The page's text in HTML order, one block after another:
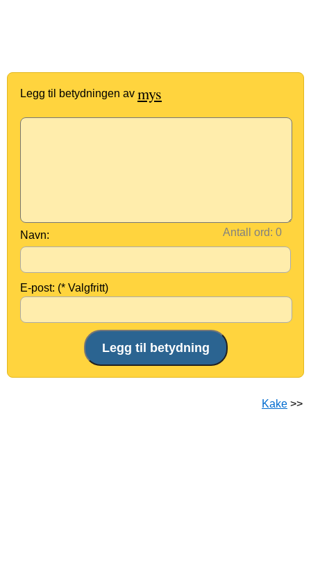
Legg til betydningen av mys
Antall ord:
Navn:
E-post: (* Valgfritt)
Kake >>